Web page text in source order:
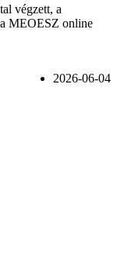
végzett, a
a MEOESZ online
2026-06-04